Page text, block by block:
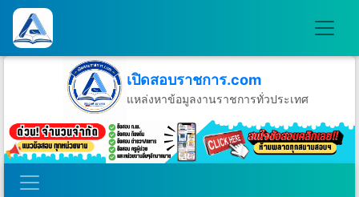
เปิดสอบราชการ.com
แหล่งหาข้อมูลงานราชการทั่วประเทศ
วันศุกร์ที่ 7 เดือนสิงหาคม พ.ศ.2569